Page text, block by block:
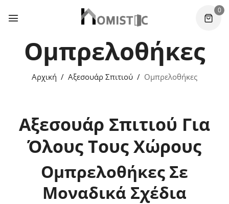
0
Ομπρελοθήκες
Αρχική Αξεσουάρ Σπιτιού Ομπρελοθήκες
Αξεσουάρ Σπιτιού Για
Όλους Τους Χώρους
Ομπρελοθήκες Σε
Μοναδικά Σχέδια